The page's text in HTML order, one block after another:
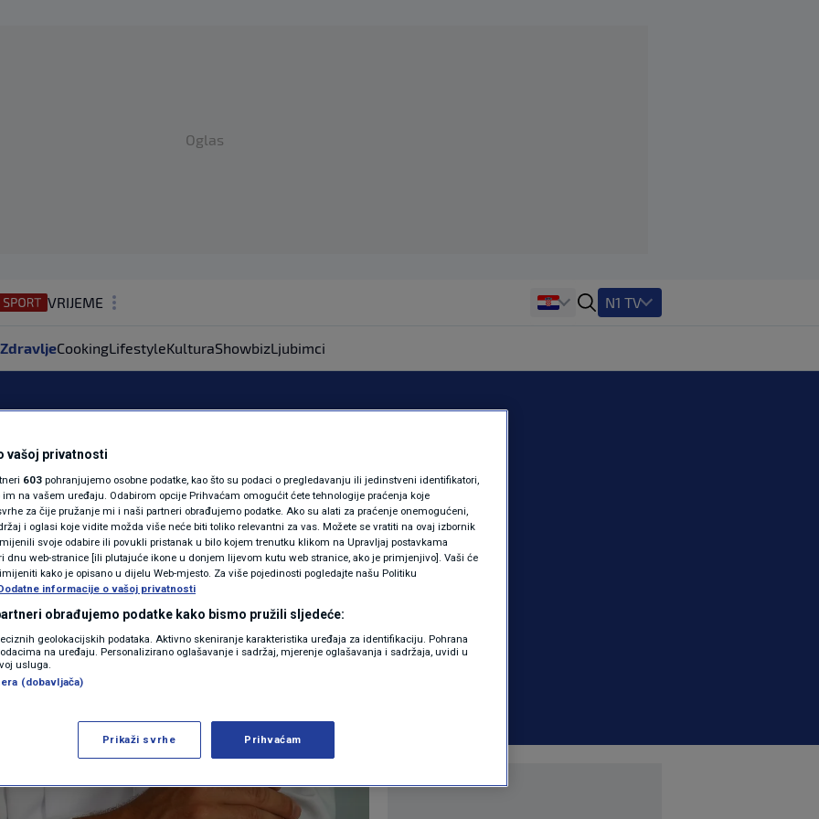
Oglas
VRIJEME
REGIJA
MAGAZIN
KOLUMNE
N1(DIS)INFO
KLIMATSKE PROMJENE
FOTO
VIDEO
N1 TV
ZdravljeCookingLifestyleKulturaShowbizLjubimci
na "tihi srčani
ove
ZDRAVLJE 0 komentara
Više
vašoj privatnosti
603 pohranjujemo osobne podatke, kao što su podaci o pregledavanju ili jedinstveni identifikatori,
na vašem uređaju. Odabirom opcije Prihvaćam omogućit ćete tehnologije praćenja koje
za čije pružanje mi i naši partneri obrađujemo podatke. Ako su alati za praćenje onemogućeni,
i oglasi koje vidite možda više neće biti toliko relevantni za vas. Možete se vratiti na ovaj izbornik
svoje odabire ili povukli pristanak u bilo kojem trenutku klikom na Upravljaj postavkama
dnu web-stranice [ili plutajuće ikone u donjem lijevom kutu web stranice, ako je primjenjivo]. Vaši će
kako je opisano u dijelu Web-mjesto. Za više pojedinosti pogledajte našu Politiku
informacije o vašoj privatnosti
obrađujemo podatke kako bismo pružili sljedeće:
geolokacijskih podataka. Aktivno skeniranje karakteristika uređaja za identifikaciju. Pohrana
na uređaju. Personalizirano oglašavanje i sadržaj, mjerenje oglašavanja i sadržaja, uvidi u
usluga.
(dobavljača)
Prikaži svrhe Prihvaćam